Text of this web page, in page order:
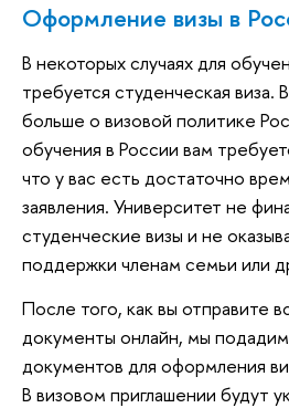
Оформление визы в
В некоторых случаях для
требуется студенческая виза.
больше о визовой политике
обучения в России вам
что у вас есть достаточно
заявления. Университет не
студенческие визы и не
поддержки членам семьи или
После того, как вы отправите
документы онлайн, мы
документов для оформления
В визовом приглашении будут